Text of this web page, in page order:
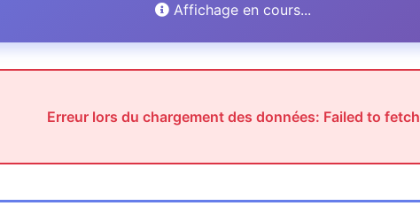
Affichage en cours...
Erreur lors du chargement des données: Failed to fetch